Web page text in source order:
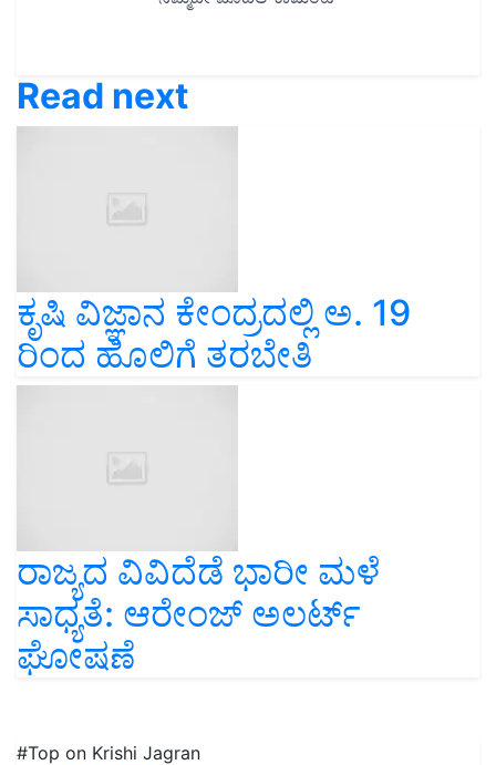
Read next
ಕೃಷಿ ವಿಜ್ಞಾನ ಕೇಂದ್ರದಲ್ಲಿ ಅ. 19
ರಿಂದ ಹೊಲಿಗೆ ತರಬೇತಿ
ರಾಜ್ಯದ ವಿವಿದೆಡೆ ಭಾರೀ ಮಳೆ
ಸಾಧ್ಯತೆ: ಆರೇಂಜ್ ಅಲರ್ಟ್
ಘೋಷಣೆ
#Top on Krishi Jagran